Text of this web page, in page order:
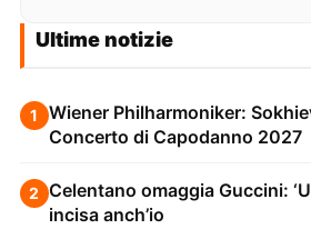
Ultime notizie
1
Wiener Philharmoniker:
Concerto di Capodanno 2027
2 Celentano omaggia Guccini:
incisa anch’io